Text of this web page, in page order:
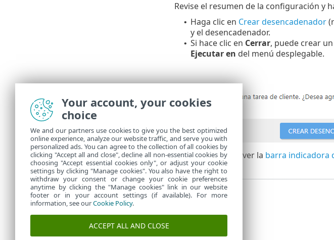
Revise el resumen de la configuración y
• Haga clic en Crear desencadenador
y el desencadenador.
• Si hace clic en Cerrar, puede crear un
Ejecutar en del menú desplegable.
EnTareas, puede ver la barra indicadora
Your account, your cookies
choice
We and our partners use cookies to give you the best optimized
online experience, analyze our website traffic, and serve you with
personalized ads. You can agree to the collection of all cookies by
clicking "Accept all and close", decline all non-essential cookies by
choosing "Accept essential cookies only", or adjust your cookie
settings by clicking "Manage cookies". You also have the right to
withdraw your consent or change your cookie preferences
anytime by clicking the "Manage cookies" link in our website
footer or in your account settings (if available). For more
information, see ourCookie Policy.
ACCEPT ALL AND CLOSE